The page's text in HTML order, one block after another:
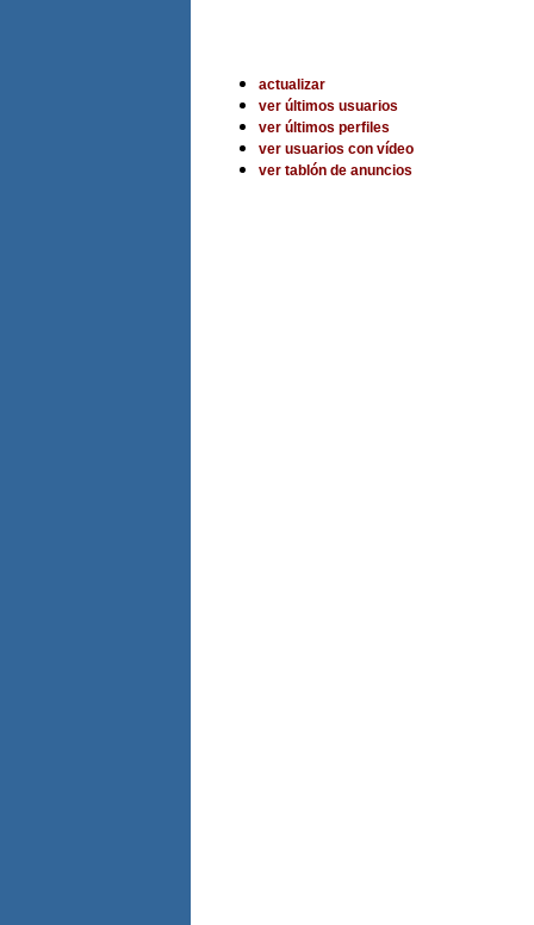
actualizar
ver últimos usuarios
ver últimos perfiles
ver usuarios con vídeo
ver tablón de anuncios